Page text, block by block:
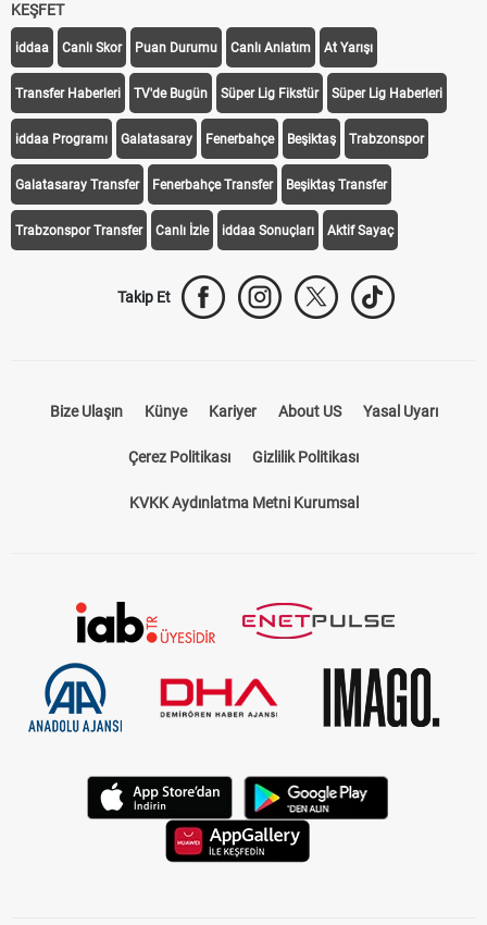
KEŞFET
iddaa Canlı Skor Puan Durumu Canlı Anlatım At Yarışı
Transfer Haberleri TV'de Bugün Süper Lig Fikstür Süper Lig Haberleri
iddaa Programı Galatasaray Fenerbahçe Beşiktaş Trabzonspor
Galatasaray Transfer Fenerbahçe Transfer Beşiktaş Transfer
Trabzonspor Transfer Canlı İzle iddaa Sonuçları Aktif Sayaç
Takip Et
Bize Ulaşın Künye Kariyer About US Yasal Uyarı
Çerez Politikası Gizlilik Politikası
KVKK Aydınlatma Metni Kurumsal